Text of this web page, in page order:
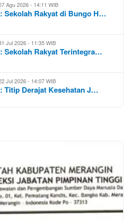
Agu 2026 - 14:11 WIB
Sekolah Rakyat di Bungo H…
Jul 2026 - 11:35 WIB
Sekolah Rakyat Terintegra…
Jul 2026 - 14:07 WIB
Titip Derajat Kesehatan J…